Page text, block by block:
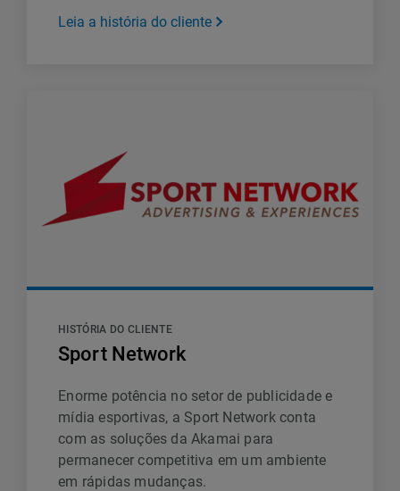
Leia a história do cliente
HISTÓRIA DO CLIENTE
Sport Network
Enorme potência no setor de publicidade e
mídia esportivas, a Sport Network conta
com as soluções da Akamai para
permanecer competitiva em um ambiente
em rápidas mudanças.